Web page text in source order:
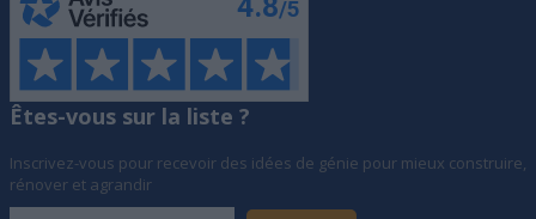
Êtes-vous sur la liste ?
Inscrivez-vous pour recevoir des idées de génie pour mieux construire,
rénover et agrandir